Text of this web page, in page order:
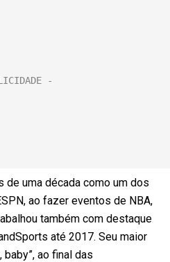
de uma década como um dos
ao fazer eventos de NBA,
também com destaque
até 2017. Seu maior
baby”, ao final das